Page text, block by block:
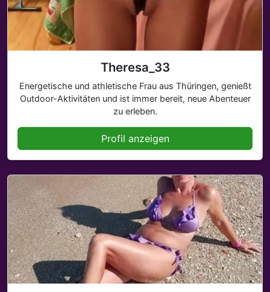
Theresa_33
Energetische und athletische Frau aus Thüringen, genießt
Outdoor-Aktivitäten und ist immer bereit, neue Abenteuer
zu erleben.
Profil anzeigen